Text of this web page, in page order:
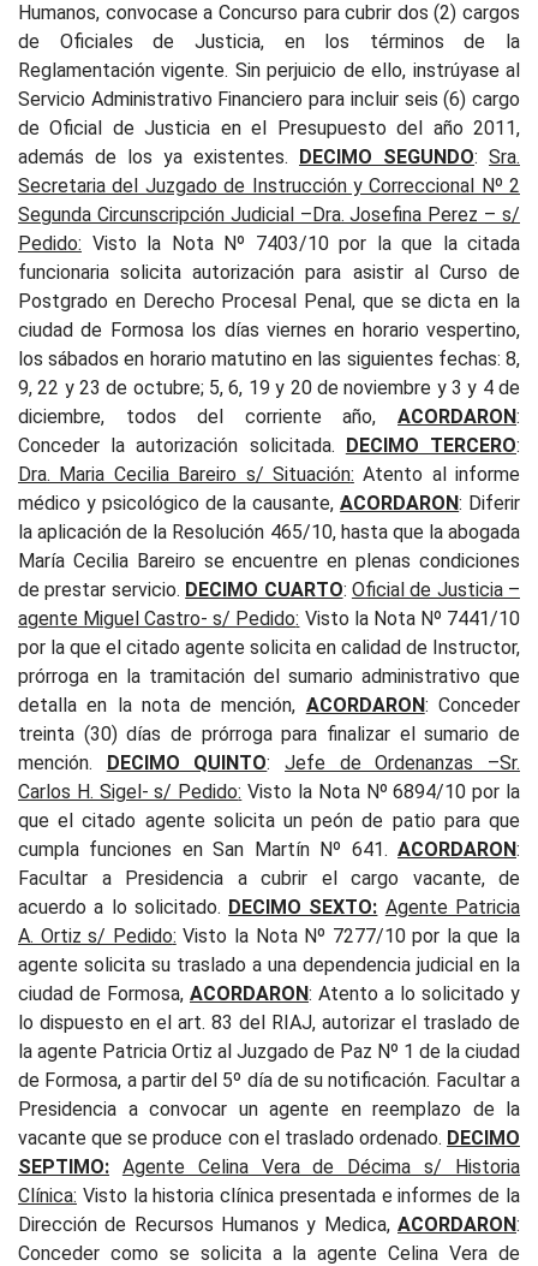
Humanos, convocase a Concurso para cubrir dos (2) cargos
de Oficiales de Justicia, en los términos de la
Reglamentación vigente. Sin perjuicio de ello, instrúyase al
Servicio Administrativo Financiero para incluir seis (6) cargo
de Oficial de Justicia en el Presupuesto del año 2011,
además de los ya existentes. DECIMO SEGUNDO: Sra.
Secretaria del Juzgado de Instrucción y Correccional Nº 2
Segunda Circunscripción Judicial –Dra. Josefina Perez – s/
Pedido: Visto la Nota Nº 7403/10 por la que la citada
funcionaria solicita autorización para asistir al Curso de
Postgrado en Derecho Procesal Penal, que se dicta en la
ciudad de Formosa los días viernes en horario vespertino,
los sábados en horario matutino en las siguientes fechas: 8,
9, 22 y 23 de octubre; 5, 6, 19 y 20 de noviembre y 3 y 4 de
diciembre, todos del corriente año, ACORDARON:
Conceder la autorización solicitada. DECIMO TERCERO:
Dra. Maria Cecilia Bareiro s/ Situación: Atento al informe
médico y psicológico de la causante,ACORDARON: Diferir
la aplicación de la Resolución 465/10, hasta que la abogada
María Cecilia Bareiro se encuentre en plenas condiciones
de prestar servicio. DECIMO CUARTO: Oficial de Justicia –
agente Miguel Castro- s/ Pedido: Visto la Nota Nº 7441/10
por la que el citado agente solicita en calidad de Instructor,
prórroga en la tramitación del sumario administrativo que
detalla en la nota de mención, ACORDARON: Conceder
treinta (30) días de prórroga para finalizar el sumario de
mención. DECIMO QUINTO:Jefe de Ordenanzas –Sr.
Carlos H. Sigel- s/ Pedido: Visto la Nota Nº 6894/10 por la
que el citado agente solicita un peón de patio para que
cumpla funciones en San Martín Nº 641. ACORDARON:
Facultar a Presidencia a cubrir el cargo vacante, de
acuerdo a lo solicitado. DECIMO SEXTO: Agente Patricia
A. Ortiz s/ Pedido: Visto la Nota Nº 7277/10 por la que la
agente solicita su traslado a una dependencia judicial en la
ciudad de Formosa, ACORDARON: Atento a lo solicitado y
lo dispuesto en el art. 83 del RIAJ, autorizar el traslado de
la agente Patricia Ortiz al Juzgado de Paz Nº 1 de la ciudad
de Formosa, a partir del 5º día de su notificación. Facultar a
Presidencia a convocar un agente en reemplazo de la
vacante que se produce con el traslado ordenado. DECIMO
SEPTIMO: Agente Celina Vera de Décima s/ Historia
Clínica: Visto la historia clínica presentada e informes de la
Dirección de Recursos Humanos y Medica, ACORDARON:
Conceder como se solicita a la agente Celina Vera de